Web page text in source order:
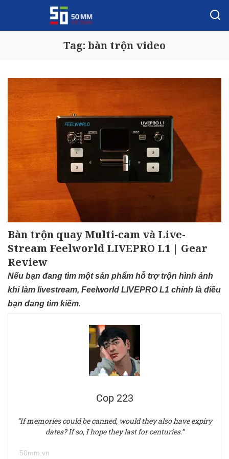
Tag: bàn trộn video
Bàn trộn quay Multi-cam và Live-
Stream Feelworld LIVEPRO L1 | Gear
Review
Nếu bạn đang tìm một sản phẩm hỗ trợ trộn hình ảnh
khi làm livestream, Feelworld LIVEPRO L1 chính là điều
bạn đang tìm kiếm.
Cop 223
“If memories could be canned, would they also have expiry
dates? If so, I hope they last for centuries.”
50mm.vn